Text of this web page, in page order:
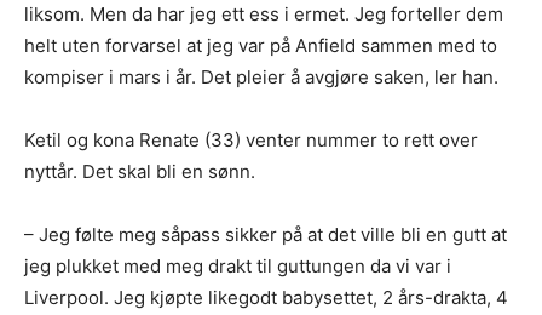
liksom. Men da har jeg ett ess i ermet. Jeg forteller dem
helt uten forvarsel at jeg var på Anfield sammen med to
kompiser i mars i år. Det pleier å avgjøre saken, ler han.
Ketil og kona Renate (33) venter nummer to rett over
nyttår. Det skal bli en sønn.
– Jeg følte meg såpass sikker på at det ville bli en gutt at
jeg plukket med meg drakt til guttungen da vi var i
Liverpool. Jeg kjøpte likegodt babysettet, 2 års-drakta, 4